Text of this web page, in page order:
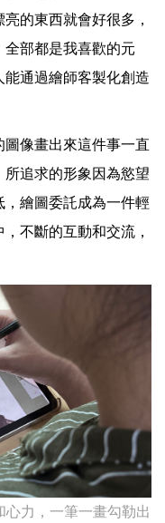
的東西就會好很多，
部都是我喜歡的元
通過繪師客製化創造
像畫出來這件事一直
追求的形象因為慾望
繪圖委託成為一件輕
不斷的互動和交流，
力，一筆一畫勾勒出